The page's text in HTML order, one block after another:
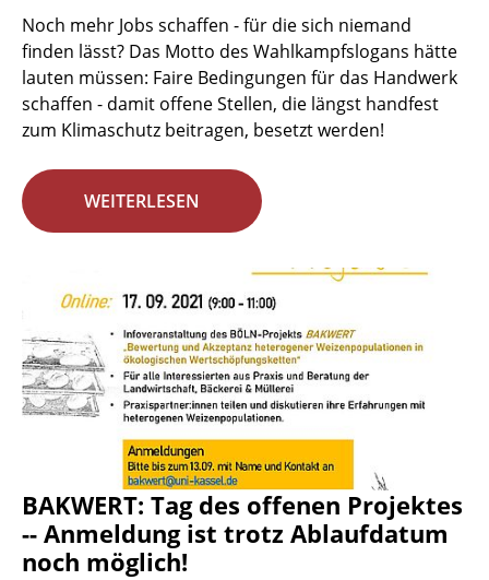
Noch mehr Jobs schaffen - für die sich niemand
finden lässt? Das Motto des Wahlkampfslogans hätte
lauten müssen: Faire Bedingungen für das Handwerk
schaffen - damit offene Stellen, die längst handfest
zum Klimaschutz beitragen, besetzt werden!
WEITERLESEN
BAKWERT: Tag des offenen Projektes
-- Anmeldung ist trotz Ablaufdatum
noch möglich!